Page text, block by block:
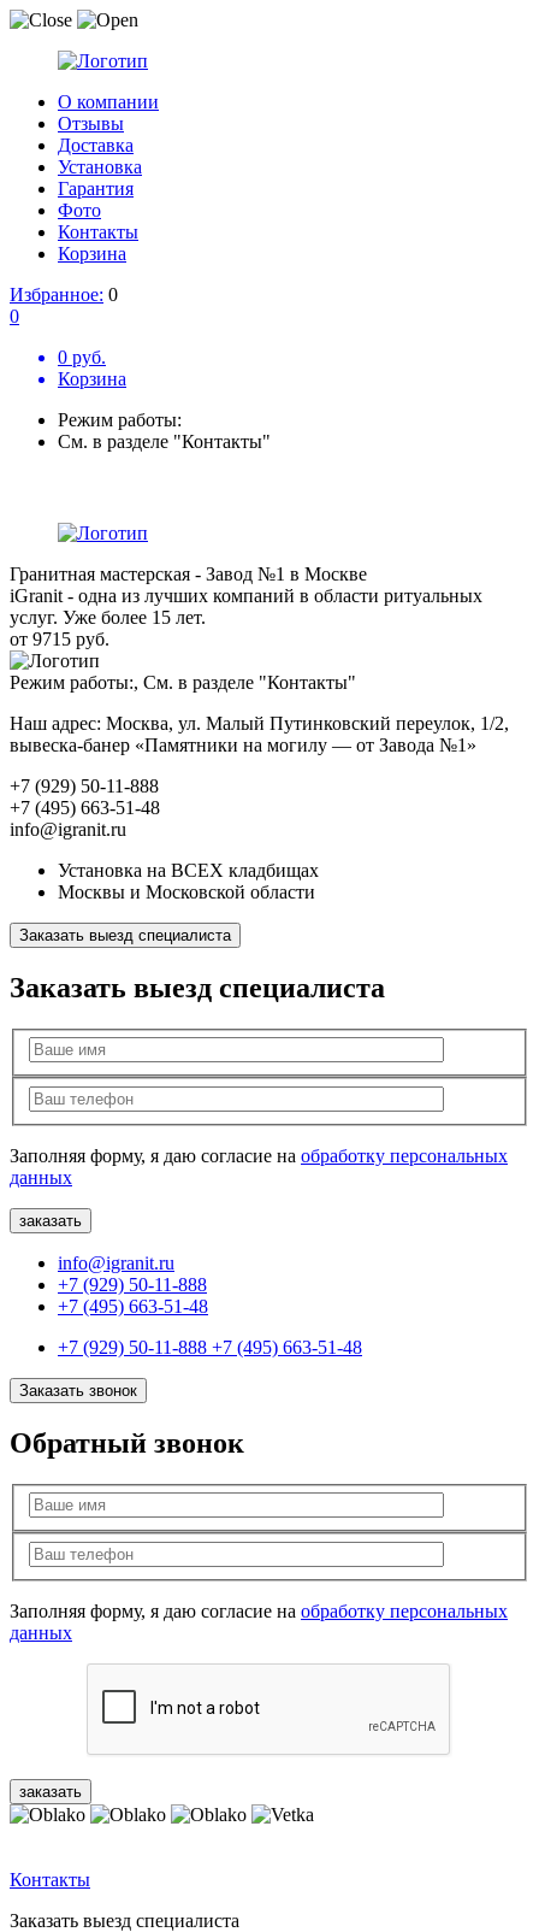
О компании
Отзывы
Доставка
Установка
Гарантия
Фото
Контакты
Корзина
Избранное: 0
0
0 руб.
Корзина
Режим работы:
См. в разделе "Контакты"
Гранитная мастерская - Завод №1 в Москве
iGranit - одна из лучших компаний в области ритуальных
услуг. Уже более 15 лет.
от 9715 руб.
Режим работы:, См. в разделе "Контакты"
Наш адрес: Москва, ул. Малый Путинковский переулок, 1/2,
вывеска-банер «Памятники на могилу — от Завода №1»
+7 (929) 50-11-888
+7 (495) 663-51-48
info@igranit.ru
Установка на ВСЕХ кладбищах
Москвы и Московской области
Заказать выезд специалиста
Заказать выезд специалиста
Заполняя форму, я даю согласие на обработку персональных
данных
info@igranit.ru
+7 (929) 50-11-888
+7 (495) 663-51-48
+7 (929) 50-11-888 +7 (495) 663-51-48
Заказать звонок
Обратный звонок
Заполняя форму, я даю согласие на обработку персональных
данных
Контакты
Заказать выезд специалиста